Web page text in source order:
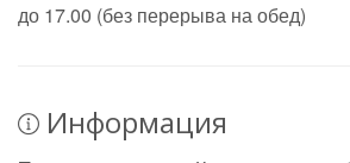
до 17.00 (без перерыва на обед)
Информация